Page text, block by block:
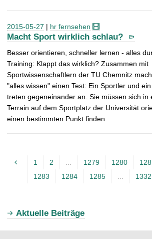
2015-05-27 | hr fernsehen
Macht Sport wirklich schlau?
Besser orientieren, schneller lernen - alles
Training: Klappt das wirklich? Zusammen mit
Sportwissenschaftlern der TU Chemnitz
"alles wissen" einen Test: Ein Sportler und
treten gegeneinander an. Sie müssen sich in
Terrain auf dem Sportplatz der Universität
einen bestimmten Punkt finden.
1 2 ... 1279 1280
1283 1284 1285 ... 1332
Aktuelle Beiträge